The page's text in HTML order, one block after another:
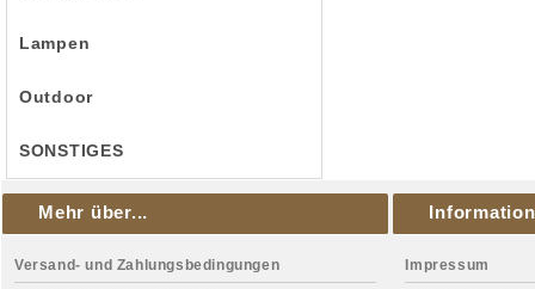
Lampen
Outdoor
SONSTIGES
Mehr über...
Versand- und Zahlungsbedingungen Impressum